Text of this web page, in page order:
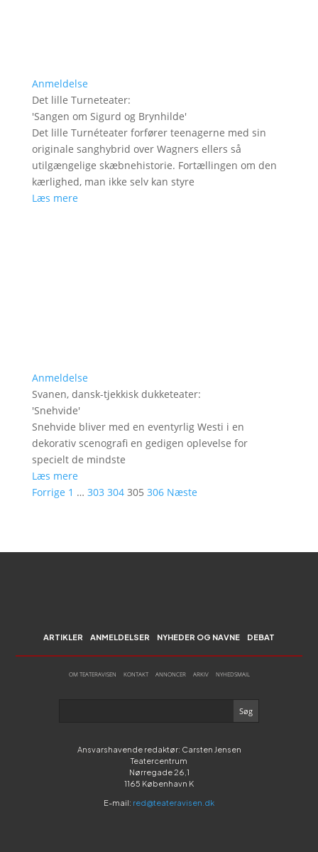
Anmeldelse
Det lille Turneteater:
'Sangen om Sigurd og Brynhilde'
Det lille Turnéteater forfører teenagerne med sin
originale sanghybrid over Wagners ellers så
utilgængelige skæbnehistorie. Fortællingen om den
kærlighed, man ikke selv kan styre
Læs mere
Anmeldelse
Svanen, dansk-tjekkisk dukketeater:
'Snehvide'
Snehvide bliver med en eventyrlig Westi i en
dekorativ scenografi en gedigen oplevelse for
specielt de mindste
Læs mere
Forrige 1 … 303 304 305 306 Næste
ARTIKLER ANMELDELSER NYHEDER OG NAVNE DEBAT
OM TEATERAVISEN KONTAKT ANNONCER ARKIV NYHEDSMAIL
Ansvarshavende redaktør: Carsten Jensen
Teatercentrum
Nørregade 26,1
1165 København K
E-mail: red@teateravisen.dk